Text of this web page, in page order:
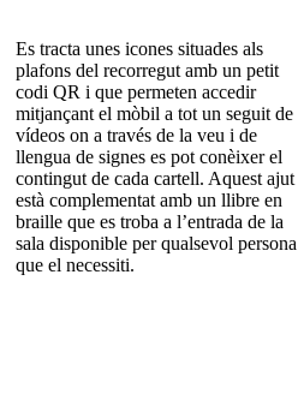
Es tracta unes icones situades als
plafons del recorregut amb un petit
codi QR i que permeten accedir
mitjançant el mòbil a tot un seguit de
vídeos on a través de la veu i de
llengua de signes es pot conèixer el
contingut de cada cartell. Aquest ajut
està complementat amb un llibre en
braille que es troba a l’entrada de la
sala disponible per qualsevol persona
que el necessiti.